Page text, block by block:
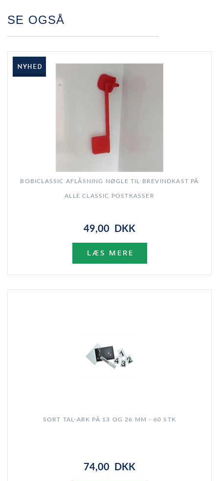
SE OGSÅ
BOBICLASSIC AFLÅSNING NØGLE TIL BREVINDKAST PÅ
ALLE CLASSIC POSTKASSER
49,00 DKK
SORT TAL-ARK PÅ 13 OG 26 MM - 60 STK
74,00 DKK